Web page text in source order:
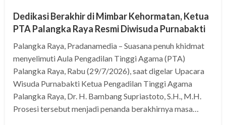
Dedikasi Berakhir di Mimbar Kehormatan, Ketua
PTA Palangka Raya Resmi Diwisuda Purnabakti
Palangka Raya, Pradanamedia – Suasana penuh khidmat
menyelimuti Aula Pengadilan Tinggi Agama (PTA)
Palangka Raya, Rabu (29/7/2026), saat digelar Upacara
Wisuda Purnabakti Ketua Pengadilan Tinggi Agama
Palangka Raya, Dr. H. Bambang Supriastoto, S.H., M.H.
Prosesi tersebut menjadi penanda berakhirnya masa…